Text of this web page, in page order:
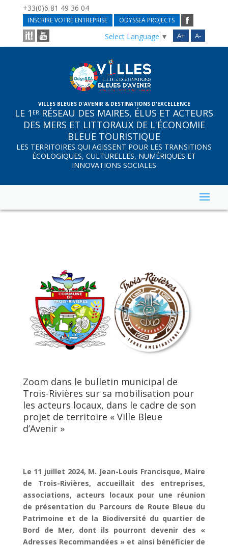
+33(0)6 81 49 36 04
INSCRIRE VOTRE ENTREPRISE ODYSSEA PROJECTS
A+ A-
Select Language ▼
VILLES BLEUES D'AVENIR & DESTINATIONS D'EXCELLENCE
LE 1 ER RÉSEAU DES MAIRES, ÉLUS ET ACTEURS
DES MERS ET LITTORAUX DE L'ÉCONOMIE
BLEUE TOURISTIQUE
LES TERRITOIRES QUI AGISSENT POUR LES TRANSITIONS
ÉCOLOGIQUES, CULTURELLES, NUMÉRIQUES ET
INNOVATIONS SOCIALES
Zoom dans le bulletin municipal de
Trois-Rivières sur sa mobilisation pour
les acteurs locaux, dans le cadre de son
projet de territoire « Ville Bleue
d’Avenir »
Le 11 juillet 2024, M. Jean-Louis Francisque, Maire
de Trois-Rivières, accueillait des entreprises,
associations, acteurs locaux pour une réunion
de présentation du Parcours de Route Bleue du
Patrimoine et de la Biodiversité du quartier de
Bord de Mer, dont ils pourront devenir des «
Adresses Recommandées » et ainsi bénéficier de